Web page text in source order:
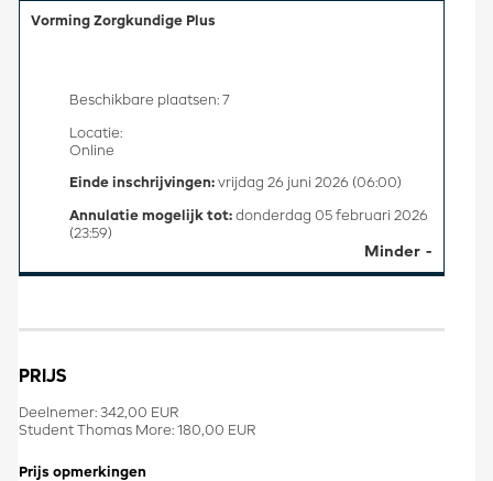
Vorming Zorgkundige Plus
Minder
Beschikbare plaatsen: 7
Locatie:
Online
Einde inschrijvingen: vrijdag 26 juni 2026 (06:00)
Annulatie mogelijk tot: donderdag 05 februari 2026
(23:59)
PRIJS
Deelnemer: 342,00 EUR
Student Thomas More: 180,00 EUR
Prijs opmerkingen